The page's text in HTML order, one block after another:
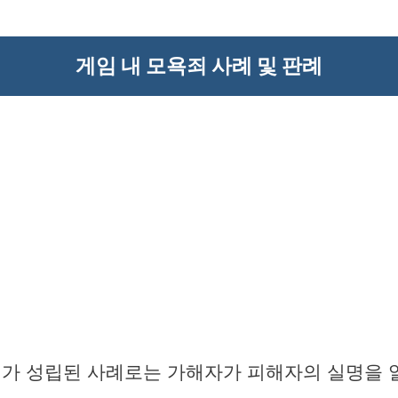
게임 내 모욕죄 사례 및 판례
성립된 사례로는 가해자가 피해자의 실명을